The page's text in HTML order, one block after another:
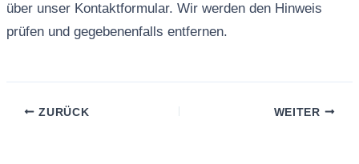
über unser Kontaktformular. Wir werden den Hinweis
prüfen und gegebenenfalls entfernen.
ZURÜCK WEITER